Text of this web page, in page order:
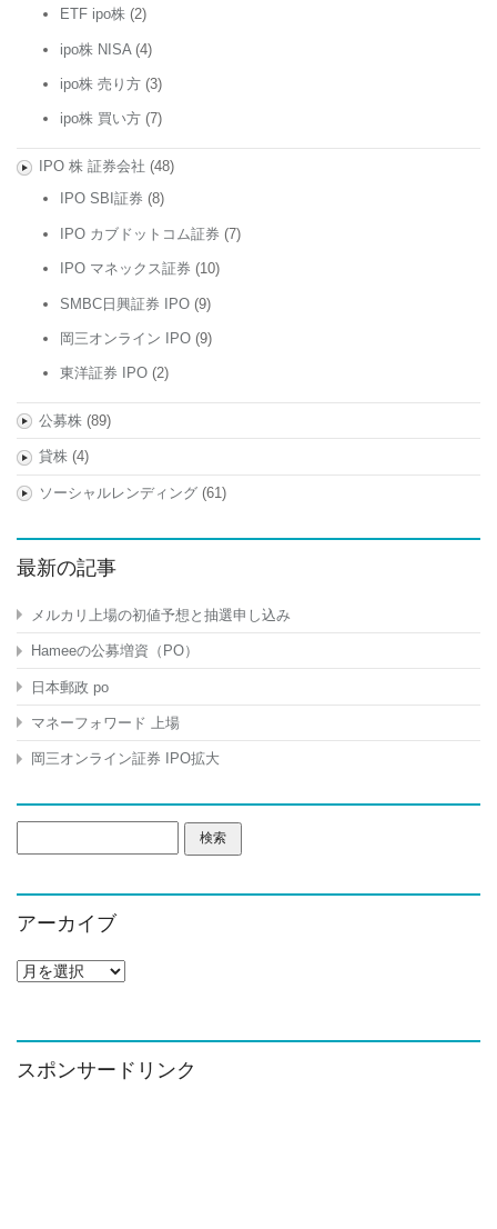
ETF ipo株 (2)
ipo株 NISA (4)
ipo株 売り方 (3)
ipo株 買い方 (7)
IPO 株 証券会社 (48)
IPO SBI証券 (8)
IPO カブドットコム証券 (7)
IPO マネックス証券 (10)
SMBC日興証券 IPO (9)
岡三オンライン IPO (9)
東洋証券 IPO (2)
公募株(89)
貸株(4)
ソーシャルレンディング(61)
最新の記事
メルカリ上場の初値予想と抽選申し込み
Hameeの公募増資（PO）
日本郵政 po
マネーフォワード 上場
岡三オンライン証券 IPO拡大
索:
アーカイブ
ア
イ
ブ
スポンサードリンク